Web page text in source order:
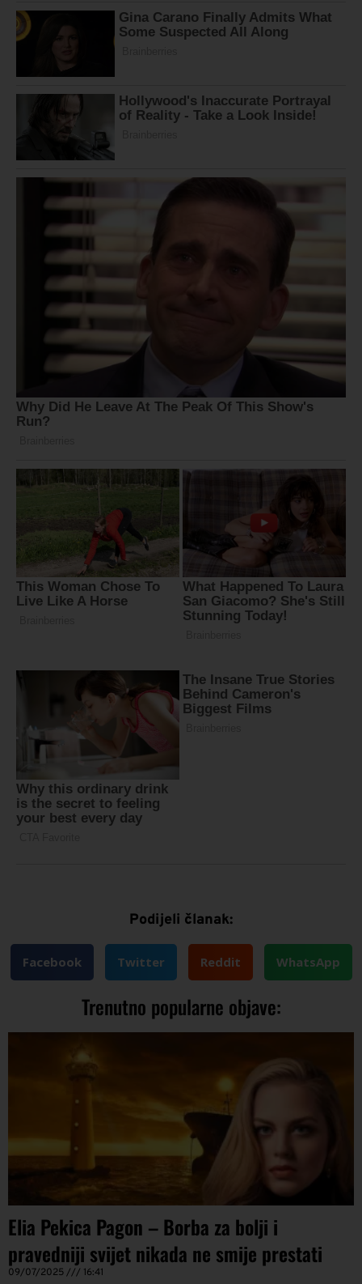
Podijeli članak:
Facebook Twitter Reddit WhatsApp
Trenutno popularne objave:
Elia Pekica Pagon – Borba za bolji i
pravedniji svijet nikada ne smije prestati
09/07/2025 16:41